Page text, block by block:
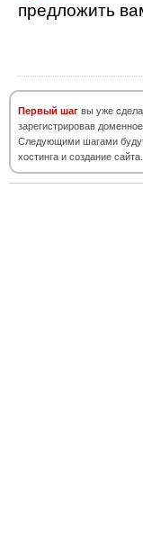
предложить
Первый шаг вы уже
зарегистрировав
Следующими шагами
хостинга и создание сайта.